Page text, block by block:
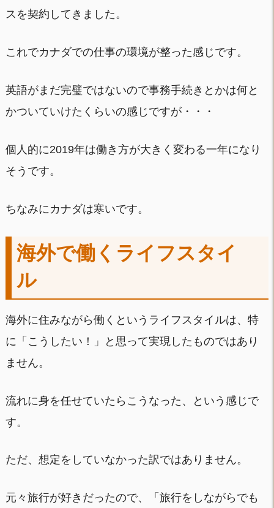
スを契約してきました。
これでカナダでの仕事の環境が整った感じです。
英語がまだ完璧ではないので事務手続きとかは何と
かついていけたくらいの感じですが・・・
個人的に2019年は働き方が大きく変わる一年になり
そうです。
ちなみにカナダは寒いです。
海外で働くライフスタイ
ル
海外に住みながら働くというライフスタイルは、特
に「こうしたい！」と思って実現したものではあり
ません。
流れに身を任せていたらこうなった、という感じで
す。
ただ、想定をしていなかった訳ではありません。
元々旅行が好きだったので、「旅行をしながらでも